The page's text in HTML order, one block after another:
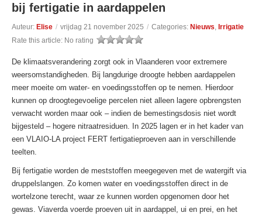
bij fertigatie in aardappelen
Auteur: Elise / vrijdag 21 november 2025 / Categories: Nieuws Irrigatie
Rate this article: No rating
De klimaatsverandering zorgt ook in Vlaanderen voor extremere
weersomstandigheden. Bij langdurige droogte hebben aardappelen
meer moeite om water- en voedingsstoffen op te nemen. Hierdoor
kunnen op droogtegevoelige percelen niet alleen lagere opbrengsten
verwacht worden maar ook – indien de bemestingsdosis niet wordt
bijgesteld – hogere nitraatresiduen. In 2025 lagen er in het kader van
een VLAIO-LA project FERT fertigatieproeven aan in verschillende
teelten.
Bij fertigatie worden de meststoffen meegegeven met de watergift via
druppelslangen. Zo komen water en voedingsstoffen direct in de
wortelzone terecht, waar ze kunnen worden opgenomen door het
gewas. Viaverda voerde proeven uit in aardappel, ui en prei, en het